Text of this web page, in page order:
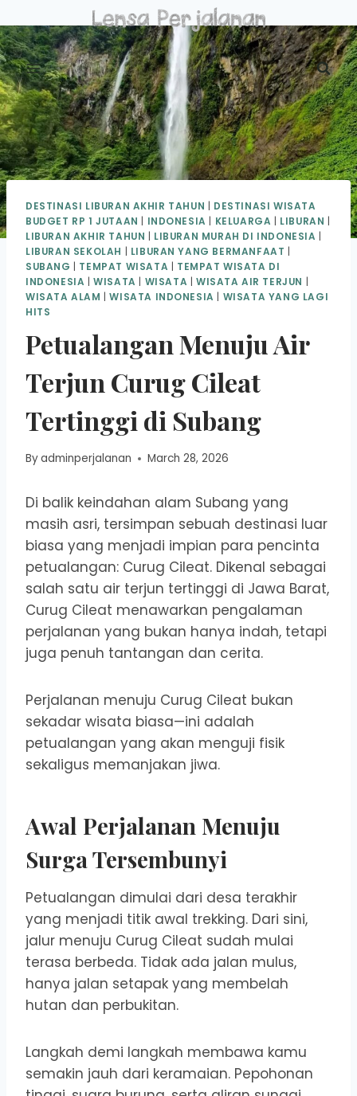
to
content
DESTINASI LIBURAN AKHIR TAHUN | DESTINASI WISATA
BUDGET RP 1 JUTAAN | INDONESIA | KELUARGA | LIBURAN |
LIBURAN AKHIR TAHUN | LIBURAN MURAH DI INDONESIA |
LIBURAN SEKOLAH | LIBURAN YANG BERMANFAAT |
SUBANG | TEMPAT WISATA | TEMPAT WISATA DI
INDONESIA |WISATA | WISATA | WISATA AIR TERJUN |
WISATA ALAM |WISATA INDONESIA | WISATA YANG LAGI
HITS
Petualangan Menuju Air
Terjun Curug Cileat
Tertinggi di Subang
Byadminperjalanan March 28, 2026
Di balik keindahan alam Subang yang
masih asri, tersimpan sebuah destinasi luar
biasa yang menjadi impian para pencinta
petualangan: Curug Cileat. Dikenal sebagai
salah satu air terjun tertinggi di Jawa Barat,
Curug Cileat menawarkan pengalaman
perjalanan yang bukan hanya indah, tetapi
juga penuh tantangan dan cerita.
Perjalanan menuju Curug Cileat bukan
sekadar wisata biasa—ini adalah
petualangan yang akan menguji fisik
sekaligus memanjakan jiwa.
Awal Perjalanan Menuju
Surga Tersembunyi
Petualangan dimulai dari desa terakhir
yang menjadi titik awal trekking. Dari sini,
jalur menuju Curug Cileat sudah mulai
terasa berbeda. Tidak ada jalan mulus,
hanya jalan setapak yang membelah
hutan dan perbukitan.
Langkah demi langkah membawa kamu
semakin jauh dari keramaian. Pepohonan